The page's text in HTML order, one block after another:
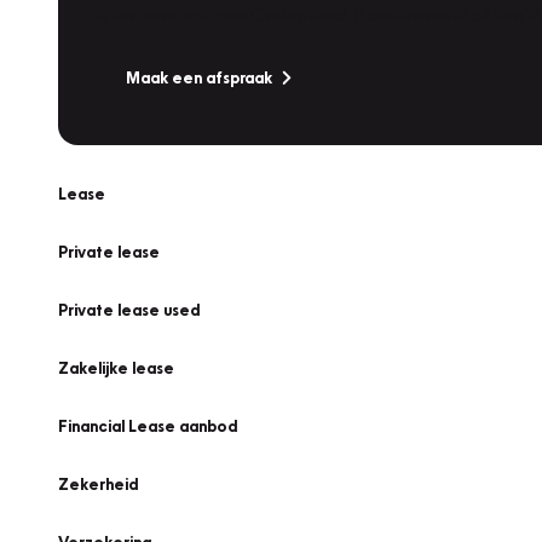
Maak een afspraak
Lease
Private lease
Private lease used
Zakelijke lease
Financial Lease aanbod
Zekerheid